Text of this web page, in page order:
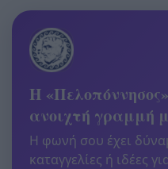
Η
ανοιχτή γραμμή
Η φωνή σου έχει
καταγγελίες ή ιδέες